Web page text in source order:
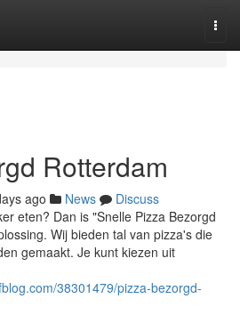
Rotterdam
ago News
Discuss
eten? Dan is "Snelle Pizza Bezorgd
Wij bieden tal van pizza's die
gemaakt. Je kunt kiezen uit
38301479/pizza-bezorgd-